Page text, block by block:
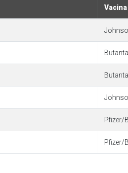
Vacina
Pfizer/
Pfizer/